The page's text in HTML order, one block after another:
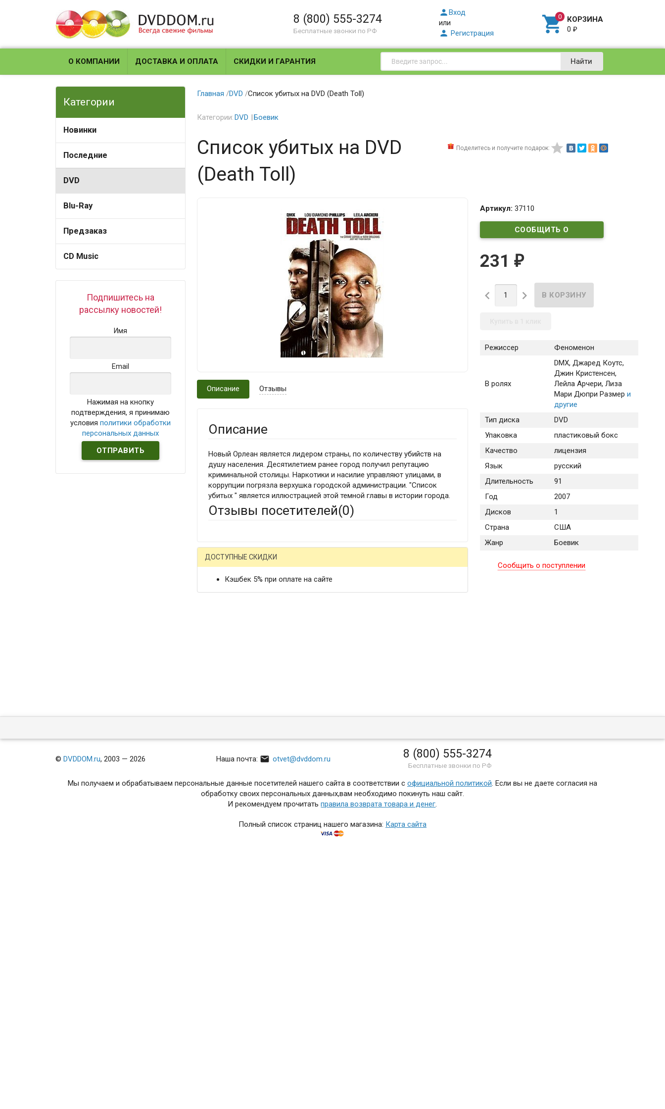
8 (800) 555-3274
Бесплатные звонки по РФ
Вход
или
 Регистрация  КОРЗИНА
0₽
О КОМПАНИИ ДОСТАВКА И ОПЛАТА СКИДКИ И ГАРАНТИЯ Найти
Категории
Новинки
Последние
DVD
Blu-Ray
Предзаказ
CD Music
Подпишитесь на
рассылку новостей!
Имя
Email
Нажимая на кнопку
подтверждения, я принимаю
условияполитики обработки
персональных данных
Главная /DVD /Список убитых на DVD (Death Toll)
Категории:DVD Боевик
Поделитесь и получите подарок: 
Список убитых на DVD
(Death Toll)
Артикул: 37110
СООБЩИТЬ О
231 ₽
 
Режиссер Феноменон
В ролях
DMX, Джаред Коутс,
Джин Кристенсен,
Лейла Арчери, Лиза
Мари Дюпри Размер и
другие
Тип диска
DVD
Упаковка
пластиковый бокс
Качество
лицензия
Язык
русский
Длительность
91
Год
2007
Дисков
1
Страна
США
Жанр
Боевик
Сообщить о поступлении
Описание Отзывы
Описание
Новый Орлеан является лидером страны, по количеству убийств на
душу населения. Десятилетием ранее город получил репутацию
криминальной столицы. Наркотики и насилие управляют улицами, в
коррупции погрязла верхушка городской администрации. "Список
убитых " является иллюстрацией этой темной главы в истории города.
Отзывы посетителей(0)
ДОСТУПНЫЕ СКИДКИ
Кэшбек 5% при оплате на сайте
©DVDDOM.ru, 2003 — 2026 Наша почта:  otvet@dvddom.ru 8 (800) 555-3274
Бесплатные звонки по РФ
Мы получаем и обрабатываем персональные данные посетителей нашего сайта в соответствии с официальной политикой. Если вы не даете согласия на
обработку своих персональных данных,вам необходимо покинуть наш сайт.
И рекомендуем прочитатьправила возврата товара и денег.
Полный список страниц нашего магазина: Карта сайта